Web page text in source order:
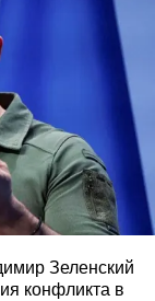
Зеленский
конфликта в